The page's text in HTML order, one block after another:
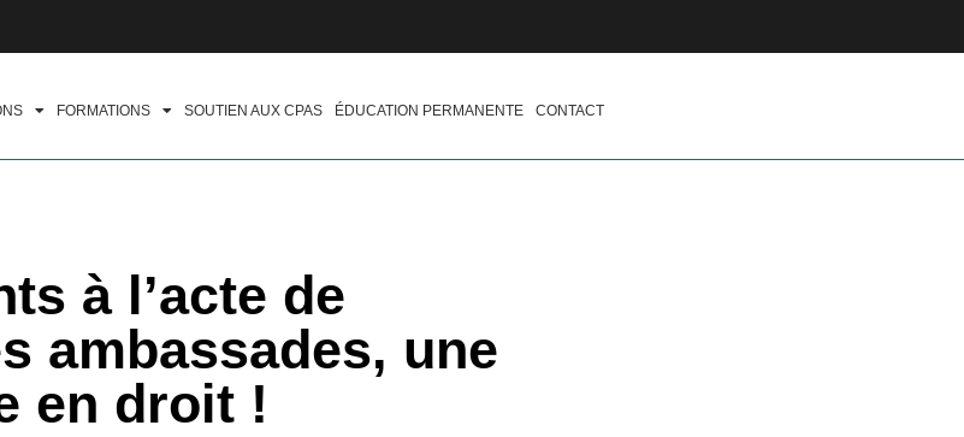
FORMATIONS SOUTIEN AUX CPAS ÉDUCATION PERMANENTE CONTACT
à l’acte de
ambassades, une
en droit !